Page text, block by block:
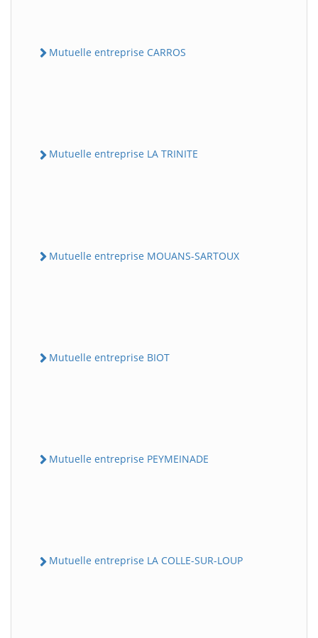
Mutuelle entreprise CARROS
Mutuelle entreprise LA TRINITE
Mutuelle entreprise MOUANS-SARTOUX
Mutuelle entreprise BIOT
Mutuelle entreprise PEYMEINADE
Mutuelle entreprise LA COLLE-SUR-LOUP